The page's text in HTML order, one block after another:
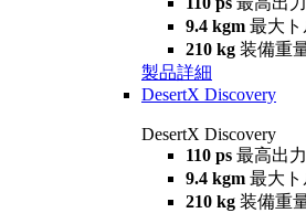
9.4 kgm 最大ト
210 kg 装備重
製品詳細
DesertX Discovery
DesertX Discovery
110 ps 最高出力
9.4 kgm 最大ト
210 kg 装備重